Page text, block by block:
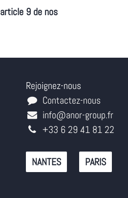
article 9 de nos
Rejoignez-nous
Contactez-nous
info@anor-group.fr
+33 6 29 41 81 22
NANTES PARIS